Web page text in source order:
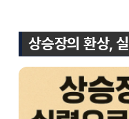
상승장의 환상,